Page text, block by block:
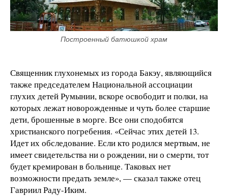
Построенный батюшкой храм
Священник глухонемых из города Бакэу, являющийся
также председателем Национальной ассоциации
глухих детей Румынии, вскоре освободит и полки, на
которых лежат новорожденные и чуть более старшие
дети, брошенные в морге. Все они сподобятся
христианского погребения. «Сейчас этих детей 13.
Идет их обследование. Если кто родился мертвым, не
имеет свидетельства ни о рождении, ни о смерти, тот
будет кремирован в больнице. Таковых нет
возможности предать земле», — сказал также отец
Гавриил Раду-Иким.